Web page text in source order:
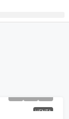
VENTA